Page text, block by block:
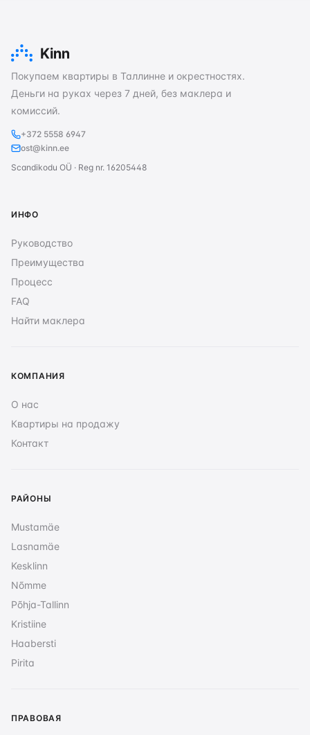
Покупаем квартиры в Таллинне и окрестностях.
Деньги на руках через 7 дней, без маклера и
комиссий.
+372 5558 6947
ost@kinn.ee
Scandikodu OÜ · Reg nr. 16205448
ИНФО
Руководство
Преимущества
Процесс
FAQ
Найти маклера
КОМПАНИЯ
О нас
Квартиры на продажу
Контакт
РАЙОНЫ
Mustamäe
Lasnamäe
Kesklinn
Nõmme
Põhja-Tallinn
Kristiine
Haabersti
Pirita
ПРАВОВАЯ